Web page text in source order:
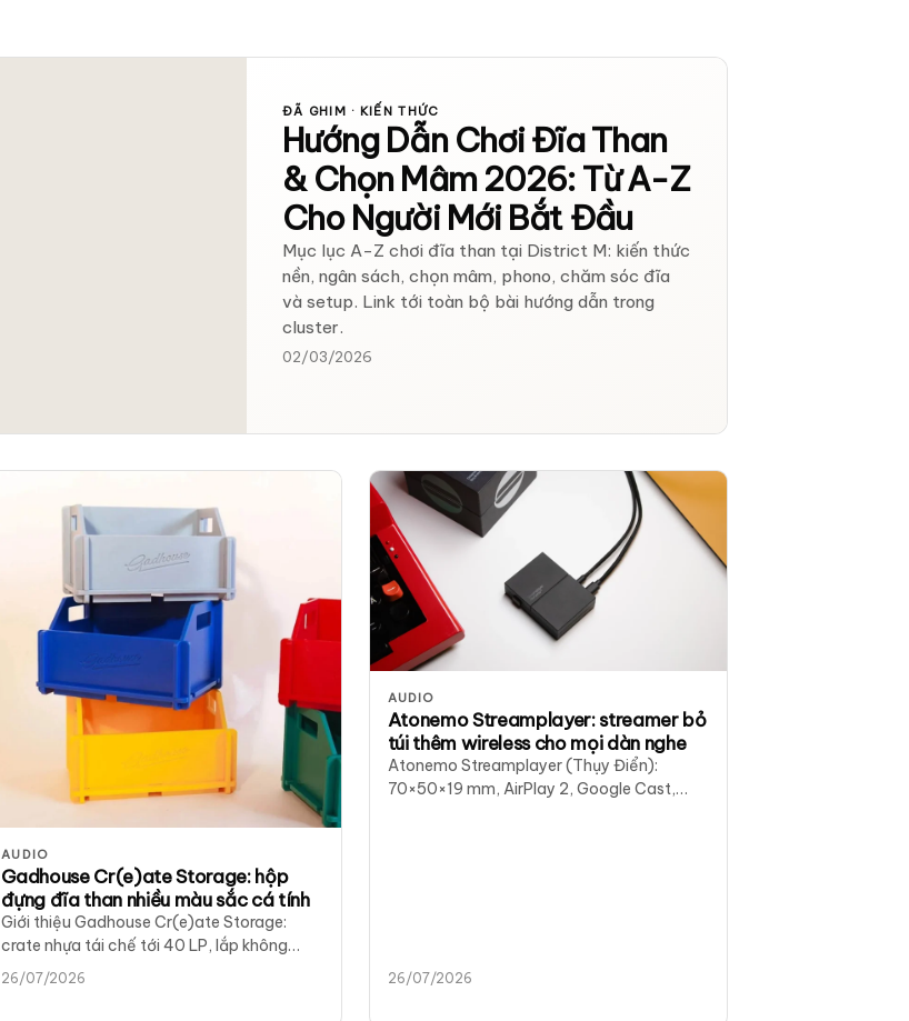
ĐÃ GHIM · KIẾN THỨC
Hướng Dẫn Chơi Đĩa Than
& Chọn Mâm 2026: Từ A-Z
Cho Người Mới Bắt Đầu
Mục lục A-Z chơi đĩa than tại District M: kiến thức
nền, ngân sách, chọn mâm, phono, chăm sóc đĩa
và setup. Link tới toàn bộ bài hướng dẫn trong
cluster.
02/03/2026
AUDIO
Gadhouse Cr(e)ate Storage: hộp
đựng đĩa than nhiều màu sắc cá tính
Giới thiệu Gadhouse Cr(e)ate Storage:
crate nhựa tái chế tới 40 LP, lắp không
dụng cụ, 4 màu Lo-Fi Blue, Submarine
Yellow, Midori Green, Rose Rouge tại District
26/07/2026
AUDIO
Atonemo Streamplayer: streamer bỏ
túi thêm wireless cho mọi dàn nghe
Atonemo Streamplayer (Thụy Điển):
70×50×19 mm, AirPlay 2, Google Cast,
26/07/2026